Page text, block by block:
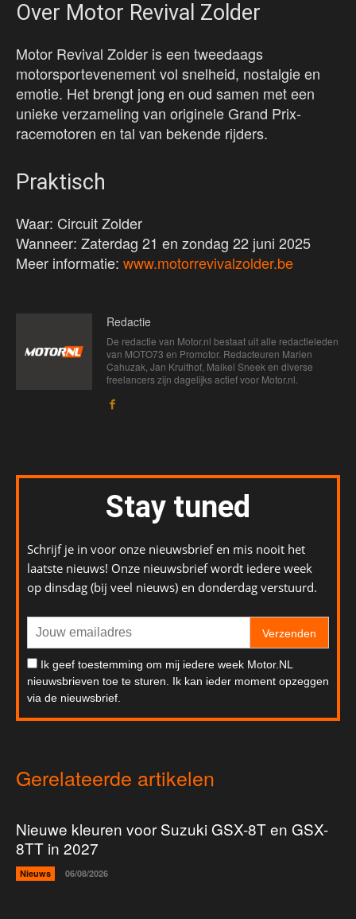
Over Motor Revival Zolder
Motor Revival Zolder is een tweedaags
motorsportevenement vol snelheid, nostalgie en
emotie. Het brengt jong en oud samen met een
unieke verzameling van originele Grand Prix-
racemotoren en tal van bekende rijders.
Praktisch
Waar: Circuit Zolder
Wanneer: Zaterdag 21 en zondag 22 juni 2025
Meer informatie: www.motorrevivalzolder.be
Redactie
De redactie van Motor.nl bestaat uit alle redactieleden
van MOTO73 en Promotor. Redacteuren Marien
Cahuzak, Jan Kruithof, Maikel Sneek en diverse
freelancers zijn dagelijks actief voor Motor.nl.
Stay tuned
Schrijf je in voor onze nieuwsbrief en mis nooit het
laatste nieuws! Onze nieuwsbrief wordt iedere week
op dinsdag (bij veel nieuws) en donderdag verstuurd.
Verzenden
Ik geef toestemming om mij iedere week Motor.NL
nieuwsbrieven toe te sturen. Ik kan ieder moment opzeggen
via de nieuwsbrief.
Gerelateerde artikelen
Nieuwe kleuren voor Suzuki GSX-8T en GSX-
8TT in 2027
Nieuws 06/08/2026